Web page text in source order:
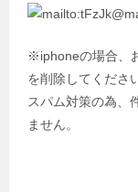
※iphoneの場合、
を削除してくださ
スパム対策の為、
ません。